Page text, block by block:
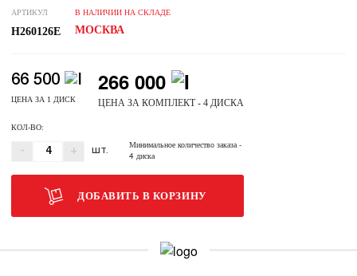
АРТИКУЛ
H260126E
В НАЛИЧИИ НА СКЛАДЕ
МОСКВА
66 500
ЦЕНА ЗА 1 ДИСК
266 000
ЦЕНА ЗА КОМПЛЕКТ - 4 ДИСКА
КОЛ-ВО:
- + ШТ.
Минимальное количество заказа-
4 диска
ДОБАВИТЬ В КОРЗИНУ